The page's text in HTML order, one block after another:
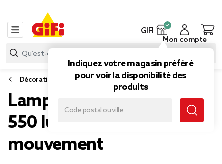
GIFI
Indiquez votre magasin préféré
pour voir la disponibilité des
produits
Mon compte
Décoration lumineuse extérieure
Lampe solaire triple LED
550 lumens détecteur de
mouvement